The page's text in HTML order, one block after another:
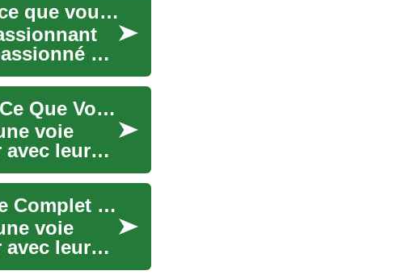
Formation de mécanicien automobile : Tout ce que vous devez savoir
de
Formation de Mécanicien Automobile : Tout Ce Que Vous Devez Savoir
voie
leurs
Formation de Mécanicien Automobile : Guide Complet pour Devenir un Expert
voie
leurs